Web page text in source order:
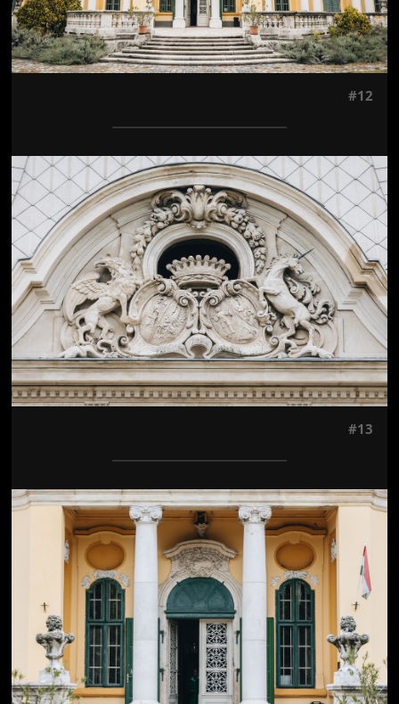
#12
Jön még kép!
#13
Jön még kép!